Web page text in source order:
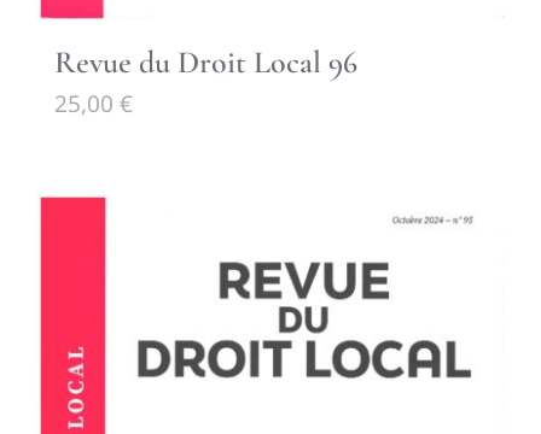
Revue du Droit Local 96
25,00 €